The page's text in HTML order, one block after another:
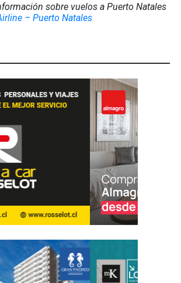
sobre vuelos a Puerto Natales
– Puerto Natales